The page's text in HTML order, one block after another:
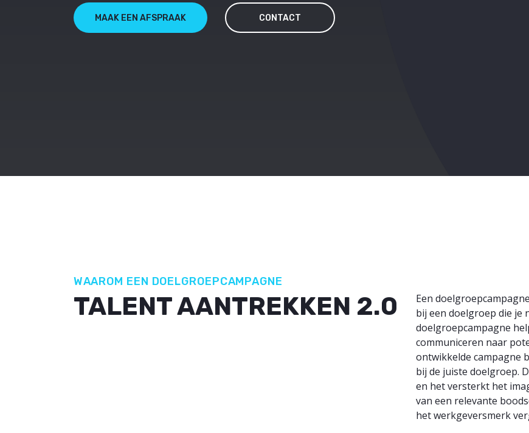
MAAK EEN AFSPRAAK CONTACT
WAAROM EEN DOELGROEPCAMPAGNE
TALENT AANTREKKEN 2.0
Een
bij een doelgroep die je
doelgroepcampagne
communiceren naar
ontwikkelde campagne
bij de juiste doelgroep.
en het versterkt het
van een relevante
het werkgeversmerk